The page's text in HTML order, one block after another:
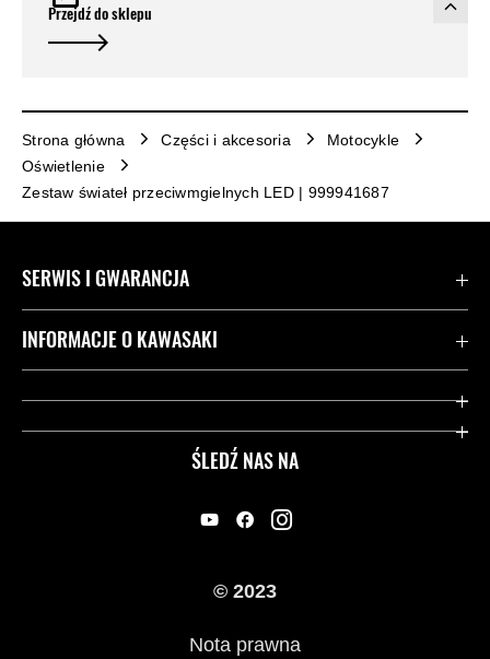
Przejdź do sklepu
Strona główna Części i akcesoria
Motocykle
Oświetlenie
Zestaw świateł przeciwmgielnych LED | 999941687
ŚLEDŹ NAS NA
SERWIS I GWARANCJA
Kontakt
Przydatne strony
INFORMACJE O KAWASAKI
Dziedzictwo Kawasaki
© 2023
Nota prawna